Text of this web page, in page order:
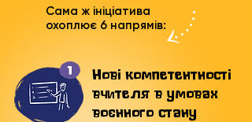
Сама ж ініціатива
охоплює 6 напрямів:
Нові компетентності
вчителя в умовах
воєнного стану